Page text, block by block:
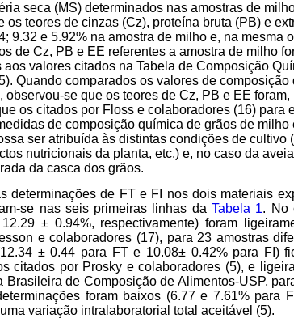
seca (MS) determinados nas amostras de
os teores de cinzas (Cz), proteína bruta (PB) e
9.32 e 5.92% na amostra de milho e, na mesma
de Cz, PB e EE referentes a amostra de milho
aos valores citados na Tabela de Composição
Quando comparados os valores de
observou-se que os teores de Cz, PB e EE
os citados por Floss e colaboradores (16) para
de composição química de grãos de milho
ser atribuída às distintas condições de cultivo
nutricionais da planta, etc.) e, no caso da
da casca dos grãos.
determinações de FT e FI nos dois materiais
se nas seis primeiras linhas da Tabela 1. No
± 0.94%, respectivamente) foram
e colaboradores (17), para 23 amostras
± 0.44 para FT e 10.08± 0.42% para FI)
citados por Prosky e colaboradores (5), e
Brasileira de Composição de Alimentos-USP,
foram baixos (6.77 e 7.61% para
variação intralaboratorial total aceitável (5).